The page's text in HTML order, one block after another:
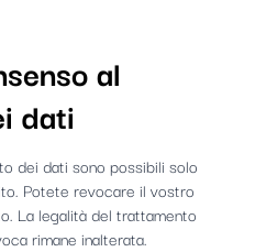
al
dati
dei dati sono possibili solo
Potete revocare il vostro
La legalità del trattamento
rimane inalterata.